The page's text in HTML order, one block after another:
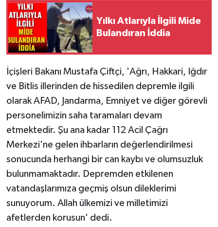
Yılkı Atlarıyla İlgili Mide
Bulandıran İddia
İçişleri Bakanı Mustafa Çiftçi, 'Ağrı, Hakkari, Iğdır
ve Bitlis illerinden de hissedilen depremle ilgili
olarak AFAD, Jandarma, Emniyet ve diğer görevli
personelimizin saha taramaları devam
etmektedir. Şu ana kadar 112 Acil Çağrı
Merkezi'ne gelen ihbarların değerlendirilmesi
sonucunda herhangi bir can kaybı ve olumsuzluk
bulunmamaktadır. Depremden etkilenen
vatandaşlarımıza geçmiş olsun dileklerimi
sunuyorum. Allah ülkemizi ve milletimizi
afetlerden korusun' dedi.